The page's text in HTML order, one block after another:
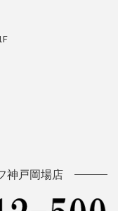
神戸岡場店